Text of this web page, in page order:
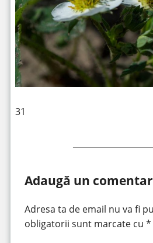
31
Adaugă un
Adresa ta de email nu va fi
obligatorii sunt marcate cu *